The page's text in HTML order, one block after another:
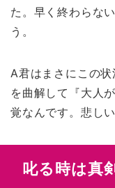
た。早く終わらな
う。
A君はまさにこの状
を曲解して『大人
覚なんです。悲し
叱る時は真